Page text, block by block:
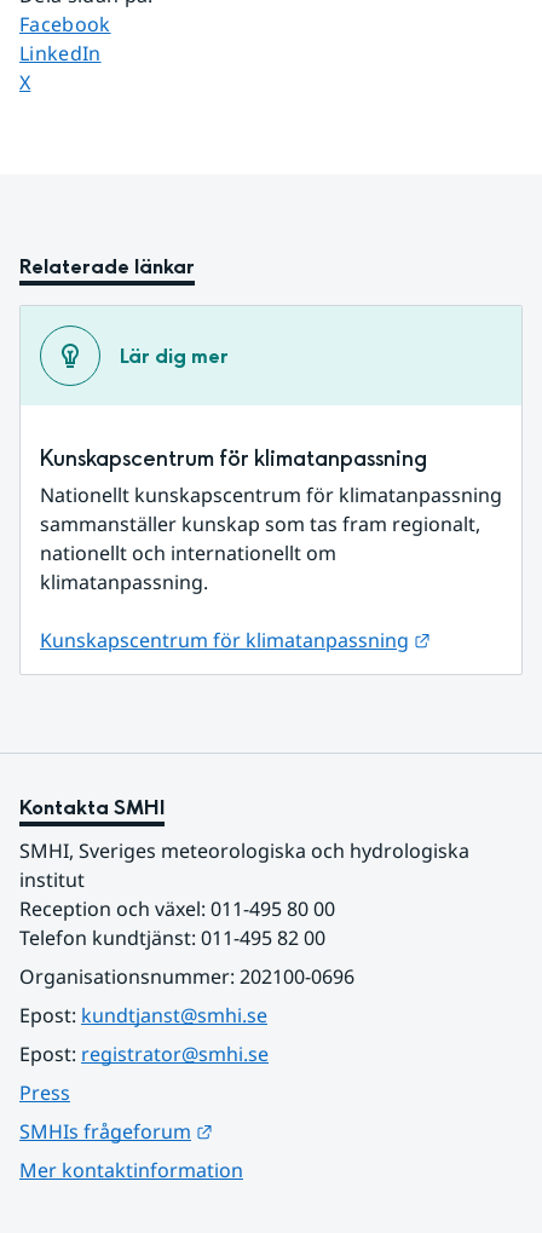
Dela sidan på
Facebook
Dela sidan på
LinkedIn
Dela sidan på
X
Relaterade länkar
Lär dig mer
Kunskapscentrum för klimatanpassning
Nationellt kunskapscentrum för klimatanpassning
sammanställer kunskap som tas fram regionalt,
nationellt och internationellt om
klimatanpassning.
Kunskapscentrum för klimatanpassning
Kontakta SMHI
SMHI, Sveriges meteorologiska och hydrologiska
institut
Reception och växel: 011-495 80 00
Telefon kundtjänst: 011-495 82 00
Organisationsnummer: 202100-0696
Epost: kundtjanst@smhi.se
Epost: registrator@smhi.se
Press
SMHIs frågeforum
Mer kontaktinformation